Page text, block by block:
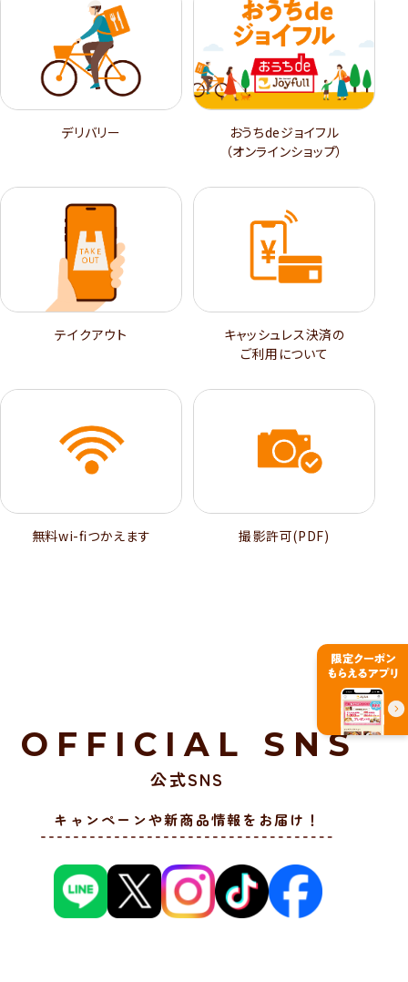
デリバリー
おうちdeジョイフル
（オンラインショップ）
テイクアウト
キャッシュレス決済の
ご利用について
無料wi-ﬁつかえます 撮影許可(PDF)
OFFICIAL SNS
公式SNS
キャンペーンや新商品情報をお届け！